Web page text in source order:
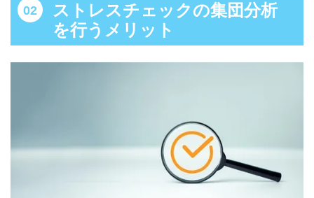
ストレスチェックの集団分析
を行うメリット